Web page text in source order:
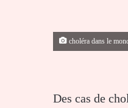
choléra dans le
Des cas de